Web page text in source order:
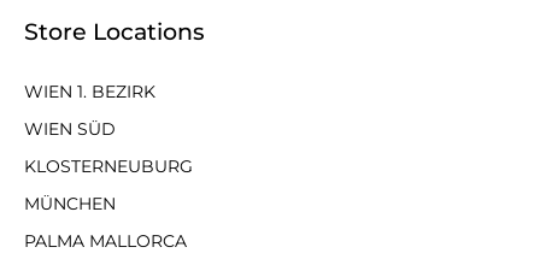
Store Locations
WIEN 1. BEZIRK
WIEN SÜD
KLOSTERNEUBURG
MÜNCHEN
PALMA MALLORCA